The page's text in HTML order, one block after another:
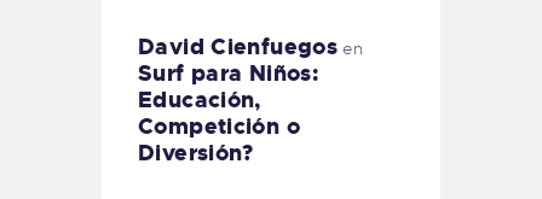
David Cienfuegos en
Surf para Niños:
Educación,
Competición o
Diversión?